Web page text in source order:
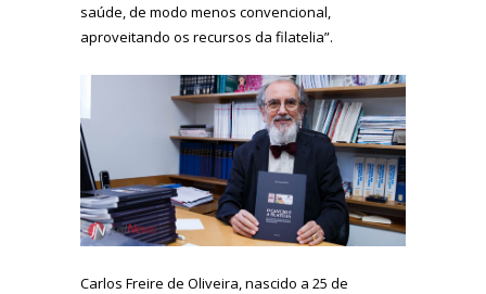
saúde, de modo menos convencional,
aproveitando os recursos da filatelia”.
Carlos Freire de Oliveira, nascido a 25 de